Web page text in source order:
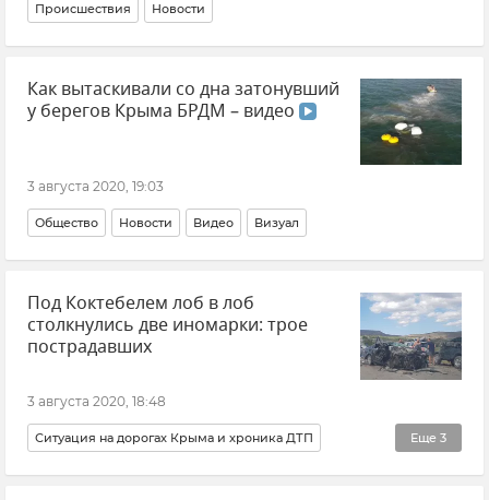
Происшествия Новости
Как вытаскивали со дна затонувший
у берегов Крыма БРДМ – видео
3 августа 2020, 19:03
Общество Новости Видео Визуал
Под Коктебелем лоб в лоб
столкнулись две иномарки: трое
пострадавших
3 августа 2020, 18:48
Еще 3
Ситуация на дорогах Крыма и хроника ДТП
Происшествия Новости